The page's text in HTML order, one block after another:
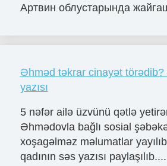
Артвин облустарында
Əhməd təkrar cinayət törədib?
yazısı
5 nəfər ailə üzvünü qətlə
Əhmədovla bağlı sosial
xoşagəlməz məlumatlar
qadının səs yazısı paylaşılıb....